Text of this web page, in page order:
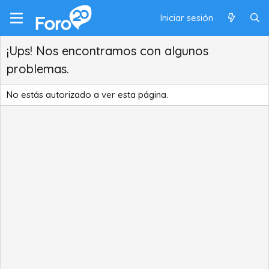
Iniciar sesión
¡Ups! Nos encontramos con algunos
problemas.
No estás autorizado a ver esta página.